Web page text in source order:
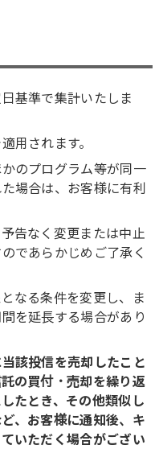
基準で集計いたしま
用されます。
のプログラム等が同一
場合は、お客様に有利
告なく変更または中止
であらかじめご了承く
なる条件を変更し、ま
を延長する場合があり
該投信を売却したこと
の買付・売却を繰り返
たとき、その他類似し
、お客様に通知後、キ
いただく場合がござい